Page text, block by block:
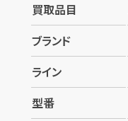
買取品目
ブランド
ライン
型番